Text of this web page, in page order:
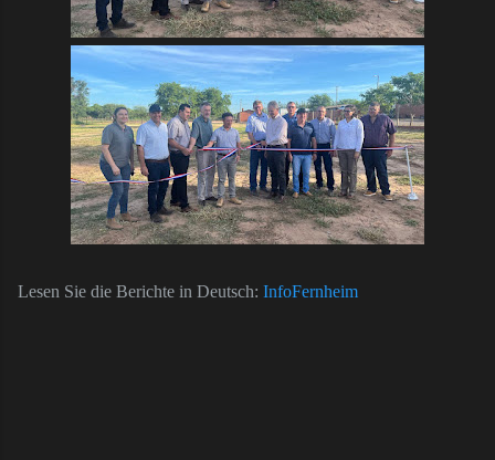
Lesen Sie die Berichte in Deutsch: InfoFernheim